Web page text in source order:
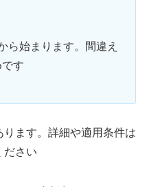
ら始まります。間違え
す
ます。詳細や適用条件は
ださい